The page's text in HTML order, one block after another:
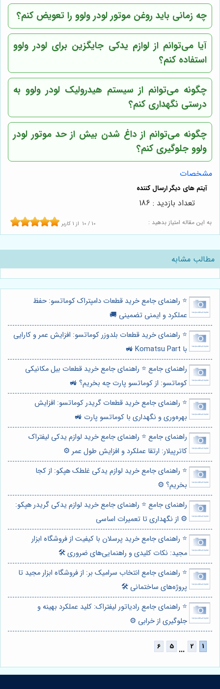
چه زمانی باید روغن موتور لودر ولوو را تعویض کنم؟
آیا می‌توانم از لوازم یدکی جایگزین برای لودر ولوو
استفاده کنم؟
چگونه می‌توانم از سیستم هیدرولیک لودر ولوو به
درستی نگهداری کنم؟
چگونه می‌توانم از داغ شدن بیش از حد موتور لودر
ولوو جلوگیری کنم؟
مشخصات
به این مقاله امتیاز بدهید : 10 / 10 از 1 کاربر
تعداد بازدید : 186
مطالب مشابه
⭐️ راهنمای جامع خرید قطعات دامپتراک کوماتسو: حفظ
عملکرد و ایمنی تضمینی 🚚
⭐️ راهنمای خرید قطعات بلدوزر کوماتسو: افزایش عمر و کارایی
با Komatsu Part 🚜
راهنمای جامع ⭐️ راهنمای جامع خرید قطعات بیل مکانیکی
کوماتسو: از کوماتسو پارت چه بخریم؟ 🚜
⭐️ راهنمای جامع خرید قطعات گریدر کوماتسو: افزایش
بهره‌وری و نگهداری با کوماتسو پارت 🚜
راهنمای جامع ⭐️ راهنمای جامع خرید لوازم یدکی لیفتراک
کاترپیلار: ارتقا عملکرد و افزایش طول عمر ⚙️
⭐️ راهنمای جامع خرید لوازم یدکی غلطک هپکو: از کجا
بخریم؟ ⚙️
راهنمای جامع ⭐️ راهنمای جامع خرید لوازم یدکی گریدر هپکو:
⚙️ از نگهداری تا تعمیرات اساسی
⭐️ راهنمای جامع خرید پرسلان با کیفیت از فروشگاه ابزار
مجید: نکات کلیدی و راهنمایی‌های ضروری 🛠️
⭐️ راهنمای جامع انتخاب سرامیک بر: از فروشگاه ابزار مجید تا
پروژه‌های ساختمانی 🛠️
⭐️ راهنمای جامع رادیاتور لیفتراک: کلید عملکرد بهینه و
جلوگیری از خرابی ⚙️
...